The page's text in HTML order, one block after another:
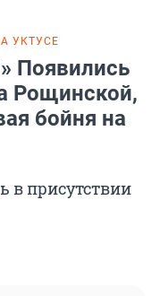
УКТУСЕ
Появились
Рощинской,
бойня на
в присутствии